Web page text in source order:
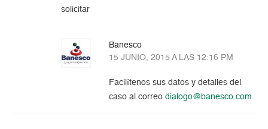
solicitar
Banesco
15 JUNIO, 2015 A LAS 12:16 PM
Facilítenos sus datos y detalles del
caso al correodialogo@banesco.com